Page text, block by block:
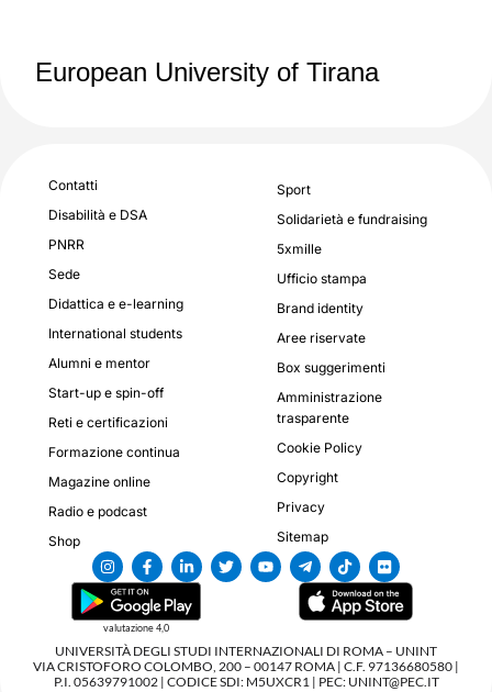
European University of Tirana
Contatti
Disabilità e DSA
PNRR
Sede
Didattica e e-learning
International students
Alumni e mentor
Start-up e spin-off
Reti e certificazioni
Formazione continua
Magazine online
Radio e podcast
Shop
Sport
Solidarietà e fundraising
5xmille
Ufficio stampa
Brand identity
Aree riservate
Box suggerimenti
Amministrazione
trasparente
Cookie Policy
Copyright
Privacy
Sitemap
valutazione 4,0
UNIVERSITÀ DEGLI STUDI INTERNAZIONALI DI ROMA – UNINT
VIA CRISTOFORO COLOMBO, 200 – 00147 ROMA | C.F. 97136680580 |
P.I. 05639791002 | CODICE SDI: M5UXCR1 | PEC: UNINT@PEC.IT